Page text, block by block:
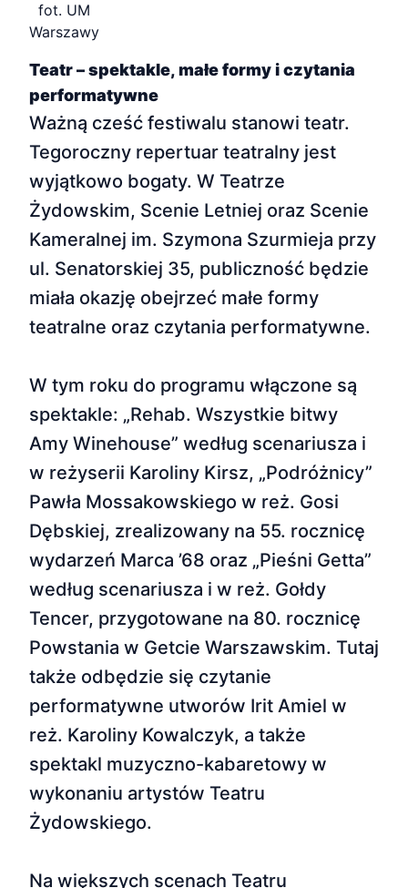
fot. UM
Warszawy
Teatr – spektakle, małe formy i czytania
performatywne
Ważną cześć festiwalu stanowi teatr.
Tegoroczny repertuar teatralny jest
wyjątkowo bogaty. W Teatrze
Żydowskim, Scenie Letniej oraz Scenie
Kameralnej im. Szymona Szurmieja przy
ul. Senatorskiej 35, publiczność będzie
miała okazję obejrzeć małe formy
teatralne oraz czytania performatywne.
W tym roku do programu włączone są
spektakle: „Rehab. Wszystkie bitwy
Amy Winehouse” według scenariusza i
w reżyserii Karoliny Kirsz, „Podróżnicy”
Pawła Mossakowskiego w reż. Gosi
Dębskiej, zrealizowany na 55. rocznicę
wydarzeń Marca ’68 oraz „Pieśni Getta”
według scenariusza i w reż. Gołdy
Tencer, przygotowane na 80. rocznicę
Powstania w Getcie Warszawskim. Tutaj
także odbędzie się czytanie
performatywne utworów Irit Amiel w
reż. Karoliny Kowalczyk, a także
spektakl muzyczno-kabaretowy w
wykonaniu artystów Teatru
Żydowskiego.
Na większych scenach Teatru